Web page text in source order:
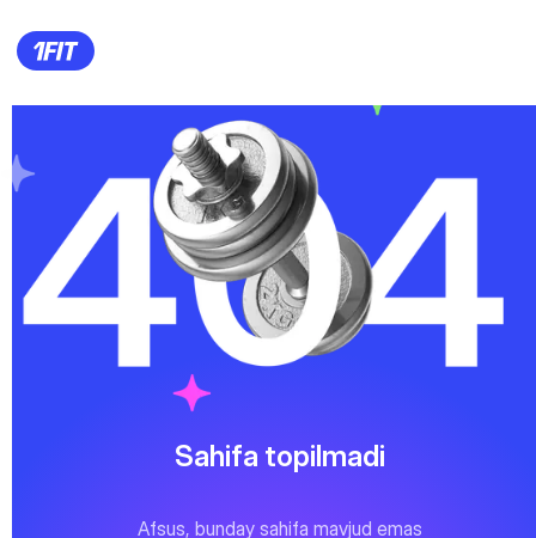
Sahifa topilmadi
Afsus, bunday sahifa mavjud emas